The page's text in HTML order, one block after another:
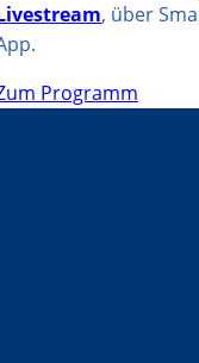
, über
Programm